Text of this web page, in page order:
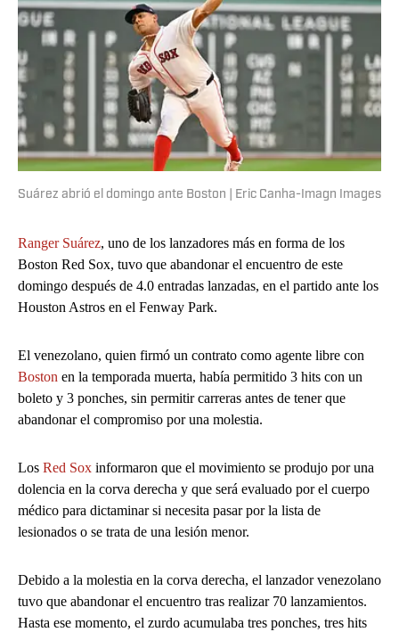
Suárez abrió el domingo ante Boston | Eric Canha-Imagn Images
Ranger Suárez, uno de los lanzadores más en forma de los
Boston Red Sox, tuvo que abandonar el encuentro de este
domingo después de 4.0 entradas lanzadas, en el partido ante los
Houston Astros en el Fenway Park.
El venezolano, quien firmó un contrato como agente libre con
Boston en la temporada muerta, había permitido 3 hits con un
boleto y 3 ponches, sin permitir carreras antes de tener que
abandonar el compromiso por una molestia.
Los Red Sox informaron que el movimiento se produjo por una
dolencia en la corva derecha y que será evaluado por el cuerpo
médico para dictaminar si necesita pasar por la lista de
lesionados o se trata de una lesión menor.
Debido a la molestia en la corva derecha, el lanzador venezolano
tuvo que abandonar el encuentro tras realizar 70 lanzamientos.
Hasta ese momento, el zurdo acumulaba tres ponches, tres hits